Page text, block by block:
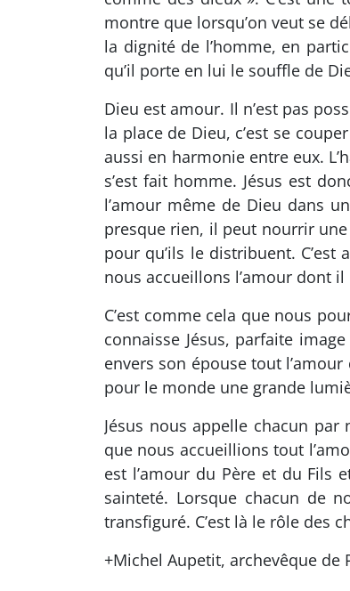
montre que lorsqu’on veut se
la dignité de l’homme, en
qu’il porte en lui le souffle de
Dieu est amour. Il n’est pas
la place de Dieu, c’est se
aussi en harmonie entre eux.
s’est fait homme. Jésus est
l’amour même de Dieu dans
presque rien, il peut nourrir
pour qu’ils le distribuent.
nous accueillons l’amour dont
C’est comme cela que nous
connaisse Jésus, parfaite
envers son épouse tout
pour le monde une grande
Jésus nous appelle chacun
que nous accueillions tout
est l’amour du Père et du Fils
sainteté. Lorsque chacun de
transfiguré. C’est là le rôle des
+Michel Aupetit, archevêque de